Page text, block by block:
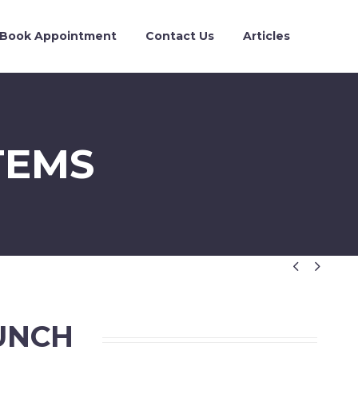
Book Appointment Contact Us Articles
 